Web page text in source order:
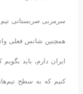
سرمربی صربستانی تیم
همچنین شانس فعلی
ایران دارم، باید
کنیم که به سطح